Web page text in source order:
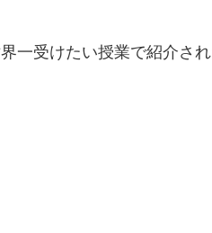
一受けたい授業で紹介さ